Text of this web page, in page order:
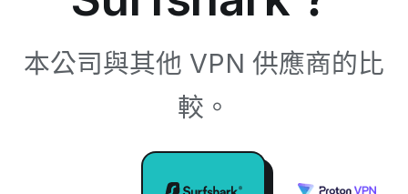
本公司與其他 VPN 供應商的比
較。